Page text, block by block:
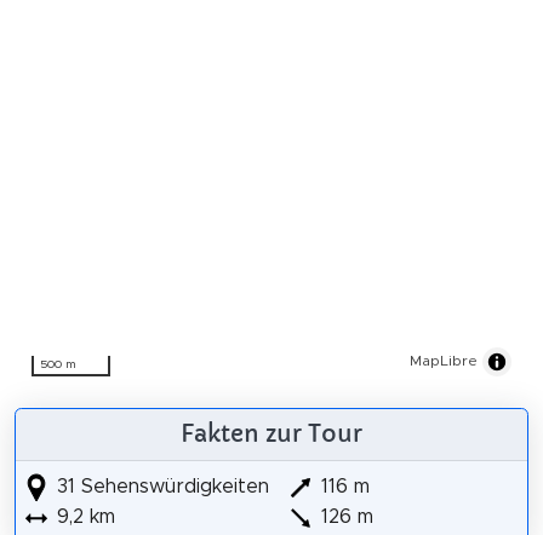
500 m MapLibre
Fakten zur Tour
31 Sehenswürdigkeiten
9,2 km
116 m
126 m